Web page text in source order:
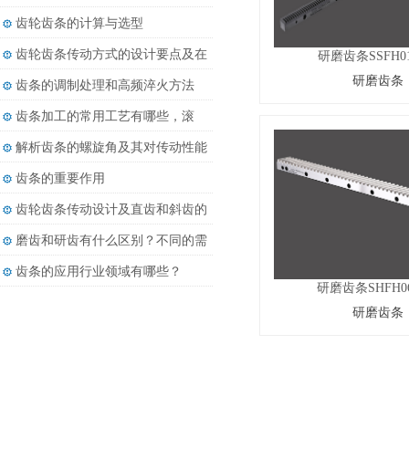
研磨齿条
研磨齿条
研磨齿条
研磨齿条
差？
齿轮齿条的计算与选型
齿轮齿条传动方式的设计要点及在
相关行业的应用
齿条的调制处理和高频淬火方法
齿条加工的常用工艺有哪些，滚
齿、铣齿和磨齿分别适用于什么精
度要求？
解析齿条的螺旋角及其对传动性能
的影响
齿条的重要作用
齿轮齿条传动设计及直齿和斜齿的
差别
磨齿和研齿有什么区别？不同的需
求有不同的加工方法
齿条的应用行业领域有哪些？